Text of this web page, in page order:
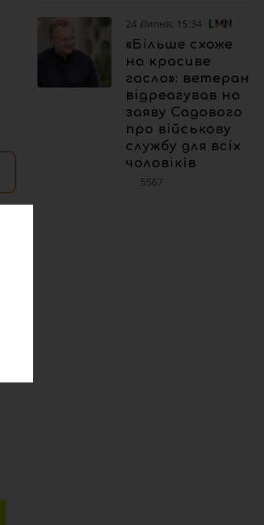
24 Липня, 15:34
«Більше схоже
на красиве
гасло»: ветеран
відреагував на
заяву Садового
про військову
службу для всіх
чоловіків
5567